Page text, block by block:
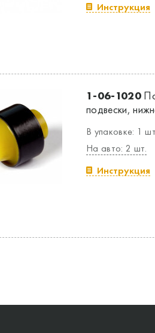
Инструкция
1-06-1020
подвески,
В упаковке: 1
На авто: 2 шт.
Инструкция